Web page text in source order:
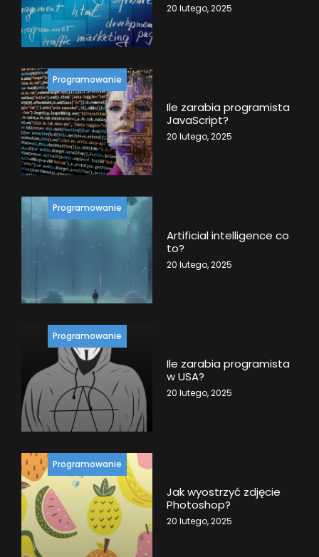
20 lutego, 2025
Programowanie
Ile zarabia programista
JavaScript?
20 lutego, 2025
Programowanie
Artificial intelligence co
to?
20 lutego, 2025
Programowanie
Ile zarabia programista
w USA?
20 lutego, 2025
Programowanie
Jak wyostrzyć zdjęcie
Photoshop?
20 lutego, 2025